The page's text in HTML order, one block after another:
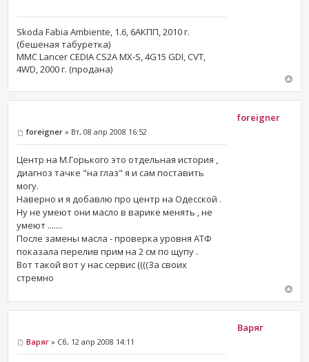
Skoda Fabia Ambiente, 1.6, 6АКПП, 2010 г.
(бешеная табуретка)
MMC Lancer CEDIA CS2A MX-S, 4G15 GDI, CVT,
4WD, 2000 г. (продана)
foreigner » Вт, 08 апр 2008 16:52
Центр на М.Горького это отдельная история ,
диагноз тачке "на глаз" я и сам поставить
могу.
Наверно и я добавлю про центр на Одесской .
Ну не умеют они масло в варике менять , не
умеют .......
После замены масла - проверка уровня АТФ
показала перелив прим на 2 см по щупу .
Вот такой вот у нас сервис ((((За своих
стремно
foreigner
Варяг » Сб, 12 апр 2008 14:11
Варяг